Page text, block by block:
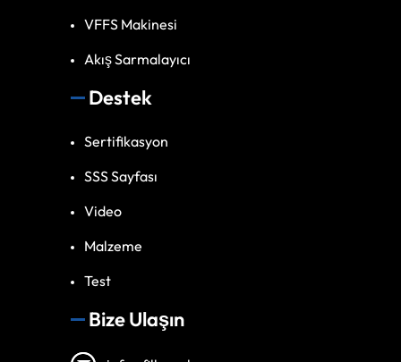
VFFS Makinesi
Akış Sarmalayıcı
Destek
Sertifikasyon
SSS Sayfası
Video
Malzeme
Test
Bize Ulaşın